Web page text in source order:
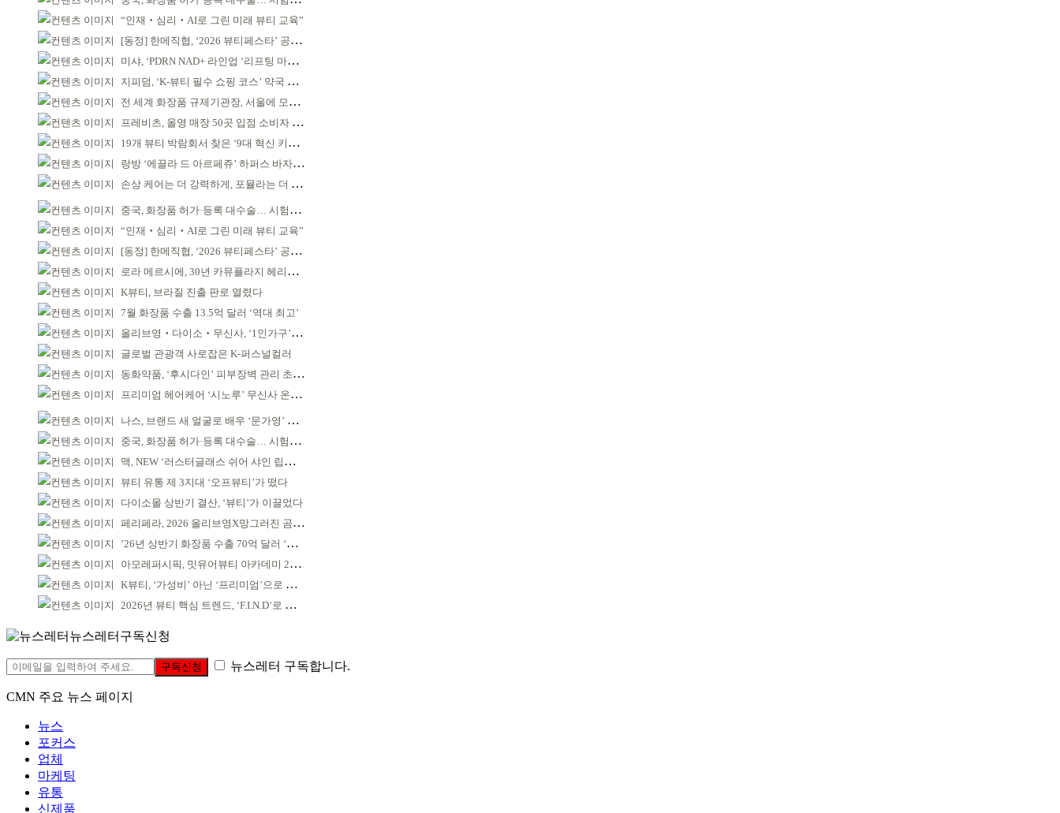
“인재‧심리‧AI로 그린 미래 뷰티 교육”
[동정] 한메직협, ‘2026 뷰티페스타’ 공동 주최
미샤, ‘PDRN NAD+ 라인업 ‘리프팅 마스크’ 출시
지피덤, ‘K-뷰티 필수 쇼핑 코스’ 약국 공략
전 세계 화장품 규제기관장, 서울에 모인다
프레비츠, 올영 매장 50곳 입점 소비자 접점 강화
19개 뷰티 박람회서 찾은 ‘9대 혁신 키워드’
랑방 ‘에끌라 드 아르페쥬’ 하퍼스 바자 화보 공개
손상 케어는 더 강력하게, 포뮬라는 더 산뜻하게!
중국, 화장품 허가·등록 대수술… 시험자료 공용 허용
“인재‧심리‧AI로 그린 미래 뷰티 교육”
[동정] 한메직협, ‘2026 뷰티페스타’ 공동 주최
로라 메르시에, 30년 카뮤플라지 헤리티지 담아
K뷰티, 브라질 진출 판로 열렸다
7월 화장품 수출 13.5억 달러 ‘역대 최고’
올리브영‧다이소‧무신사, ‘1인가구’가 이끈다
글로벌 관광객 사로잡은 K-퍼스널컬러
동화약품, ‘후시다인’ 피부장벽 관리 초점 ‘리브랜딩’
프리미엄 헤어케어 ‘시노루’ 무신사 온라인 입점
나스, 브랜드 새 얼굴로 배우 ‘문가영’ 발탁
중국, 화장품 허가·등록 대수술… 시험자료 공용 허용
맥, NEW ‘러스터글래스 쉬어 샤인 립스틱’ 출시
뷰티 유통 제 3지대 ‘오프뷰티’가 떴다
다이소몰 상반기 결산, ‘뷰티’가 이끌었다
페리페라, 2026 올리브영X망그러진 곰 콜라보
’26년 상반기 화장품 수출 70억 달러 ‘역대 최고’
아모레퍼시픽, 밋유어뷰티 아카데미 2기 발대식
K뷰티, ‘가성비’ 아닌 ‘프리미엄’으로 승부걸어야
2026년 뷰티 핵심 트렌드, ‘F.I.N.D’로 읽는다
뉴스레터구독신청
구독신청 뉴스레터 구독합니다.
CMN 주요 뉴스 페이지
뉴스
포커스
업체
마케팅
유통
신제품